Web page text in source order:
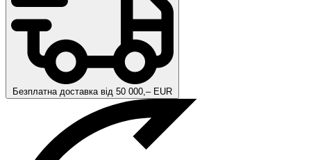
Безплатна доставка від 50 000,– EUR